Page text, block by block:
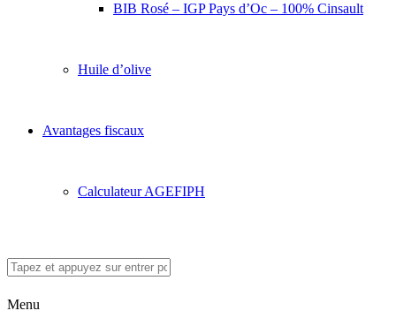
BIB Rosé – IGP Pays d’Oc – 100% Cinsault
Huile d’olive
Avantages fiscaux
Calculateur AGEFIPH
Menu